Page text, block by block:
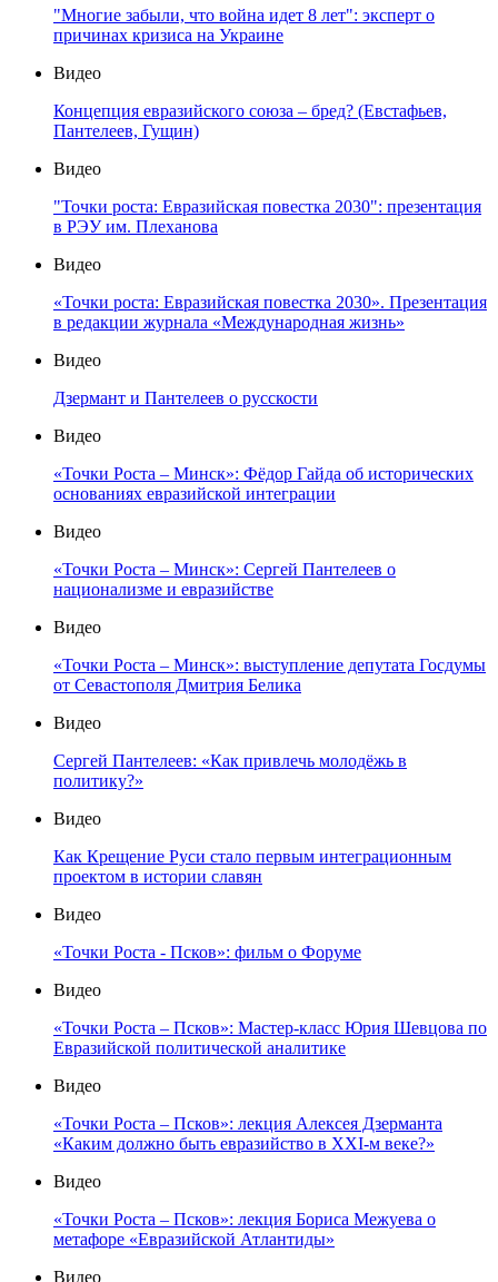
"Многие забыли, что война идет 8 лет": эксперт о
причинах кризиса на Украине
Видео
Концепция евразийского союза – бред? (Евстафьев,
Пантелеев, Гущин)
Видео
"Точки роста: Евразийская повестка 2030": презентация
в РЭУ им. Плеханова
Видео
«Точки роста: Евразийская повестка 2030». Презентация
в редакции журнала «Международная жизнь»
Видео
Дзермант и Пантелеев о русскости
Видео
«Точки Роста – Минск»: Фёдор Гайда об исторических
основаниях евразийской интеграции
Видео
«Точки Роста – Минск»: Сергей Пантелеев о
национализме и евразийстве
Видео
«Точки Роста – Минск»: выступление депутата Госдумы
от Севастополя Дмитрия Белика
Видео
Сергей Пантелеев: «Как привлечь молодёжь в
политику?»
Видео
Как Крещение Руси стало первым интеграционным
проектом в истории славян
Видео
«Точки Роста - Псков»: фильм о Форуме
Видео
«Точки Роста – Псков»: Мастер-класс Юрия Шевцова по
Евразийской политической аналитике
Видео
«Точки Роста – Псков»: лекция Алексея Дзерманта
«Каким должно быть евразийство в XXI-м веке?»
Видео
«Точки Роста – Псков»: лекция Бориса Межуева о
метафоре «Евразийской Атлантиды»
Видео